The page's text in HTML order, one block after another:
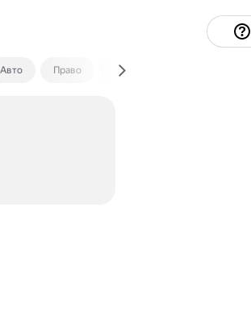
Авто Право Экономика и финансы